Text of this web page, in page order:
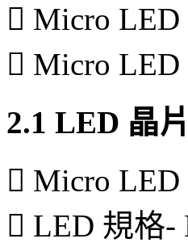
 Micro
 Micro
2.1 LED 晶
 Micro
 LED 規格-